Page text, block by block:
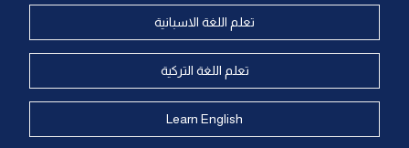
تعلم اللغة الاسبانية
تعلم اللغة التركية
Learn English